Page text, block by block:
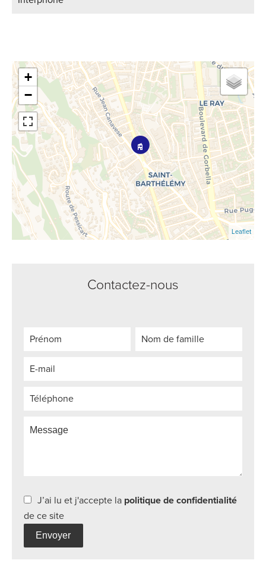
+
−
Leaflet
Contactez-nous
J’ai lu et j'accepte la politique de confidentialité
de ce site
Envoyer